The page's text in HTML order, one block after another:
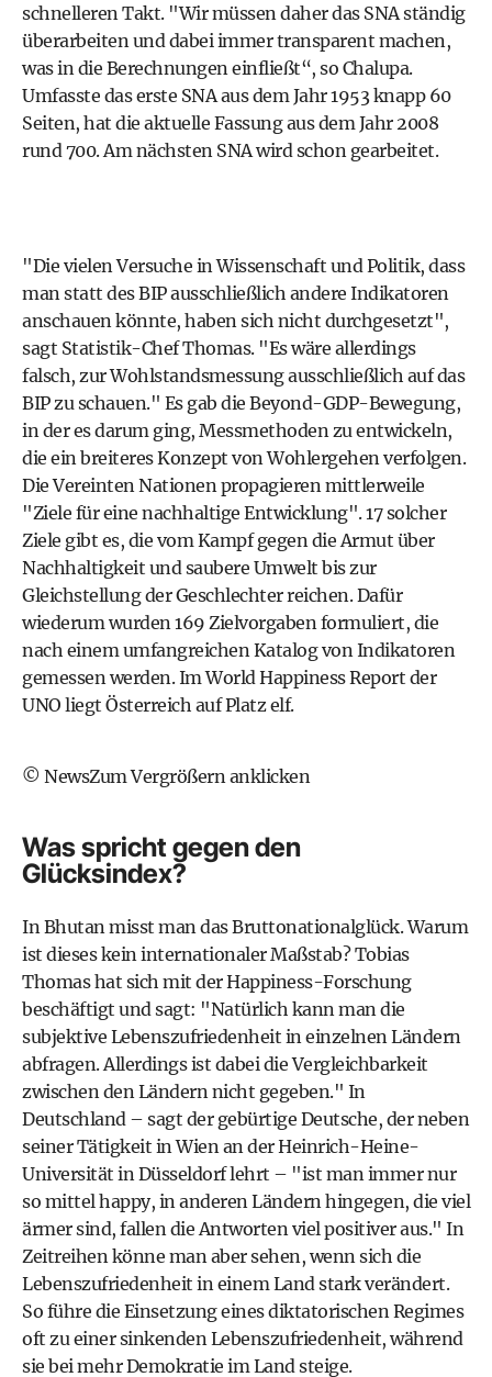
schnelleren Takt. "Wir müssen daher das SNA ständig
überarbeiten und dabei immer transparent machen,
was in die Berechnungen einfließt“, so Chalupa.
Umfasste das erste SNA aus dem Jahr 1953 knapp 60
Seiten, hat die aktuelle Fassung aus dem Jahr 2008
rund 700. Am nächsten SNA wird schon gearbeitet.
"Die vielen Versuche in Wissenschaft und Politik, dass
man statt des BIP ausschließlich andere Indikatoren
anschauen könnte, haben sich nicht durchgesetzt",
sagt Statistik-Chef Thomas. "Es wäre allerdings
falsch, zur Wohlstandsmessung ausschließlich auf das
BIP zu schauen." Es gab die Beyond-GDP-Bewegung,
in der es darum ging, Messmethoden zu entwickeln,
die ein breiteres Konzept von Wohlergehen verfolgen.
Die Vereinten Nationen propagieren mittlerweile
"Ziele für eine nachhaltige Entwicklung". 17 solcher
Ziele gibt es, die vom Kampf gegen die Armut über
Nachhaltigkeit und saubere Umwelt bis zur
Gleichstellung der Geschlechter reichen. Dafür
wiederum wurden 169 Zielvorgaben formuliert, die
nach einem umfangreichen Katalog von Indikatoren
gemessen werden. Im World Happiness Report der
UNO liegt Österreich auf Platz elf.
© NewsZum Vergrößern anklicken
Was spricht gegen den
Glücksindex?
In Bhutan misst man das Bruttonationalglück. Warum
ist dieses kein internationaler Maßstab? Tobias
Thomas hat sich mit der Happiness-Forschung
beschäftigt und sagt: "Natürlich kann man die
subjektive Lebenszufriedenheit in einzelnen Ländern
abfragen. Allerdings ist dabei die Vergleichbarkeit
zwischen den Ländern nicht gegeben." In
Deutschland – sagt der gebürtige Deutsche, der neben
seiner Tätigkeit in Wien an der Heinrich-Heine-
Universität in Düsseldorf lehrt – "ist man immer nur
so mittel happy, in anderen Ländern hingegen, die viel
ärmer sind, fallen die Antworten viel positiver aus." In
Zeitreihen könne man aber sehen, wenn sich die
Lebenszufriedenheit in einem Land stark verändert.
So führe die Einsetzung eines diktatorischen Regimes
oft zu einer sinkenden Lebenszufriedenheit, während
sie bei mehr Demokratie im Land steige.